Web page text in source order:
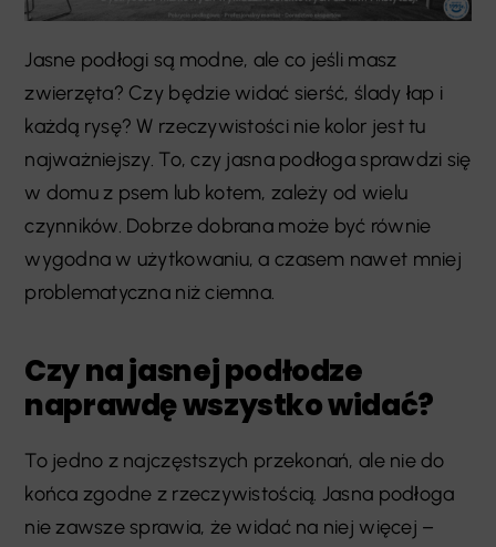
Jasne podłogi są modne, ale co jeśli masz
zwierzęta? Czy będzie widać sierść, ślady łap i
każdą rysę? W rzeczywistości nie kolor jest tu
najważniejszy. To, czy jasna podłoga sprawdzi się
w domu z psem lub kotem, zależy od wielu
czynników. Dobrze dobrana może być równie
wygodna w użytkowaniu, a czasem nawet mniej
problematyczna niż ciemna.
Czy na jasnej podłodze
naprawdę wszystko widać?
To jedno z najczęstszych przekonań, ale nie do
końca zgodne z rzeczywistością. Jasna podłoga
nie zawsze sprawia, że widać na niej więcej –